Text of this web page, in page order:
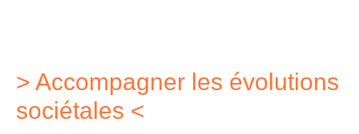
> Accompagner les évolutions
sociétales <